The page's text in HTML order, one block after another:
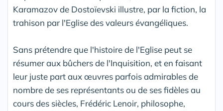
Karamazov de Dostoïevski illustre, par la fiction, la
trahison par l'Eglise des valeurs évangéliques.
Sans prétendre que l'histoire de l'Eglise peut se
résumer aux bûchers de l'Inquisition, et en faisant
leur juste part aux œuvres parfois admirables de
nombre de ses représentants ou de ses fidèles au
cours des siècles, Frédéric Lenoir, philosophe,